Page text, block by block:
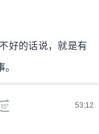
53:12
好的话说，就是有